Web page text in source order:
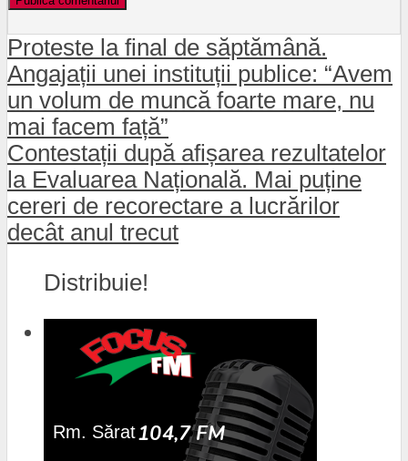
Proteste la final de săptămână.
Angajații unei instituții publice: “Avem
un volum de muncă foarte mare, nu
mai facem față”
Contestații după afișarea rezultatelor
la Evaluarea Națională. Mai puține
cereri de recorectare a lucrărilor
decât anul trecut
Distribuie!